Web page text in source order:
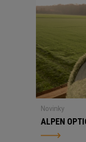
Novinky
ALPEN